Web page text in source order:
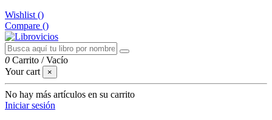
Wishlist ()
Compare ()
0 Carrito /Vacío
Your cart
×
No hay más artículos en su carrito
Iniciar sesión